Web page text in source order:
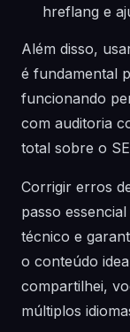
hreflang e
Além disso,
é fundamental
funcionando
com auditoria
total sobre o
Corrigir erros
passo
técnico e
o conteúdo
compartilhei,
múltiplos